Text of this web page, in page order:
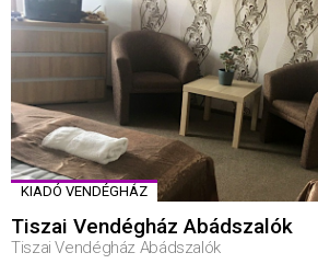
KIADÓ VENDÉGHÁZ
Tiszai Vendégház Abádszalók
Tiszai Vendégház Abádszalók